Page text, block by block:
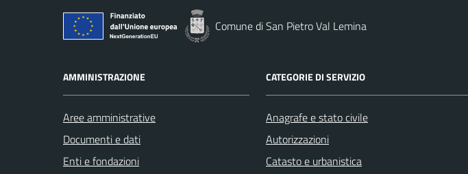
Comune di San Pietro Val Lemina
AMMINISTRAZIONE
Aree amministrative
Documenti e dati
Enti e fondazioni
CATEGORIE DI SERVIZIO
Anagrafe e stato civile
Autorizzazioni
Catasto e urbanistica